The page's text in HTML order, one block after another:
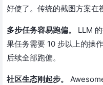
好使了。传统的截图方案在
多步任务容易跑偏。
LLM
果任务需要 10 步以上的操
后续全部跑偏。
社区生态刚起步。